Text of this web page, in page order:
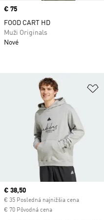
Price
€ 75
FOOD CART HD
Muži Originals
Nové
Current price
€ 38,50
€ 35 Posledná najnižšia cena
€ 70 Pôvodná cena